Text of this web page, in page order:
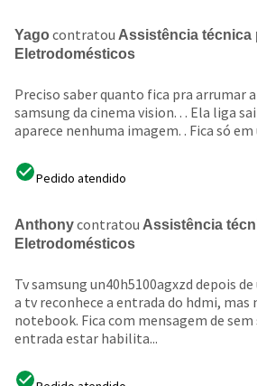
Yago contratou Assistência técnica
Eletrodomésticos
Preciso saber quanto fica pra arrumar
samsung da cinema vision. . . Ela liga
aparece nenhuma imagem. . Fica só
Pedido atendido
Anthonycontratou Assistência
Eletrodomésticos
Tv samsung un40h5100agxzd depois
a tv reconhece a entrada do hdmi, mas
notebook. Fica com mensagem de sem
entrada estar habilita...